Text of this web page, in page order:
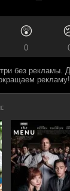
😲
0
без рекламы.